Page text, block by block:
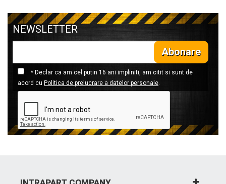
NEWSLETTER
Abonare
* Declar ca am cel putin 16 ani impliniti, am citit si sunt de
acord cu Politica de prelucrare a datelor personale.